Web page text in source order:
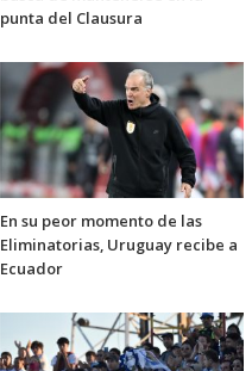
punta del Clausura
En su peor momento de las
Eliminatorias, Uruguay recibe a
Ecuador